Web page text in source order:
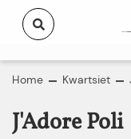
Home Kwartsiet
J'Adore Poli